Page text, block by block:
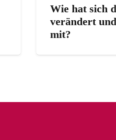
Wie hat sich
verändert
mit?